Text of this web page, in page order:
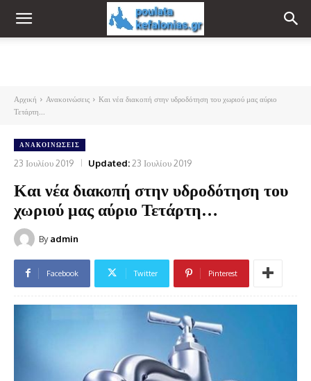
Αρχική Ανακοινώσεις
Και νέα διακοπή στην υδροδότηση του χωριού μας αύριο
Τετάρτη...
ΑΝΑΚΟΙΝΏΣΕΙΣ
23 Ιουλίου 2019 Updated:23 Ιουλίου 2019
Και νέα διακοπή στην υδροδότηση του
χωριού μας αύριο Τετάρτη…
By admin
Facebook Twitter Pinterest